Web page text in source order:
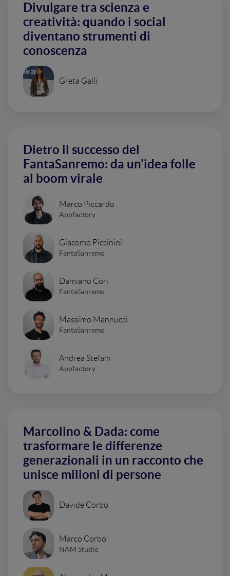
Divulgare tra scienza e
creatività: quando i social
diventano strumenti di
conoscenza
Greta Galli
Dietro il successo del
FantaSanremo: da un'idea folle
al boom virale
Marco Piccardo
Appfactory
Giacomo Piccinini
FantaSanremo
Damiano Cori
FantaSanremo
Massimo Mannucci
FantaSanremo
Andrea Stefani
Appfactory
Marcolino & Dada: come
trasformare le differenze
generazionali in un racconto che
unisce milioni di persone
Davide Corbo
Marco Corbo
NAM Studio